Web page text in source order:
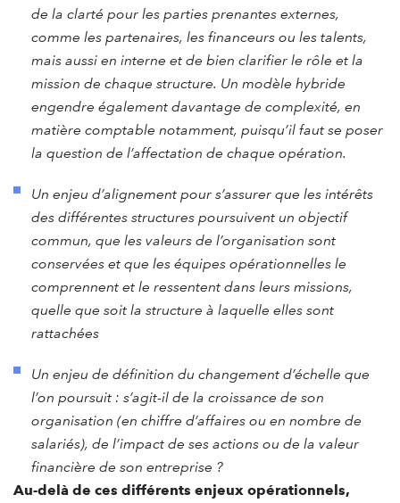
de la clarté pour les parties prenantes externes,
comme les partenaires, les financeurs ou les talents,
mais aussi en interne et de bien clarifier le rôle et la
mission de chaque structure. Un modèle hybride
engendre également davantage de complexité, en
matière comptable notamment, puisqu’il faut se poser
la question de l’affectation de chaque opération.
Un enjeu d’alignement pour s’assurer que les intérêts
des différentes structures poursuivent un objectif
commun, que les valeurs de l’organisation sont
conservées et que les équipes opérationnelles le
comprennent et le ressentent dans leurs missions,
quelle que soit la structure à laquelle elles sont
rattachées
Un enjeu de définition du changement d’échelle que
l’on poursuit : s’agit-il de la croissance de son
organisation (en chiffre d’affaires ou en nombre de
salariés), de l’impact de ses actions ou de la valeur
financière de son entreprise ?
Au-delà de ces différents enjeux opérationnels,